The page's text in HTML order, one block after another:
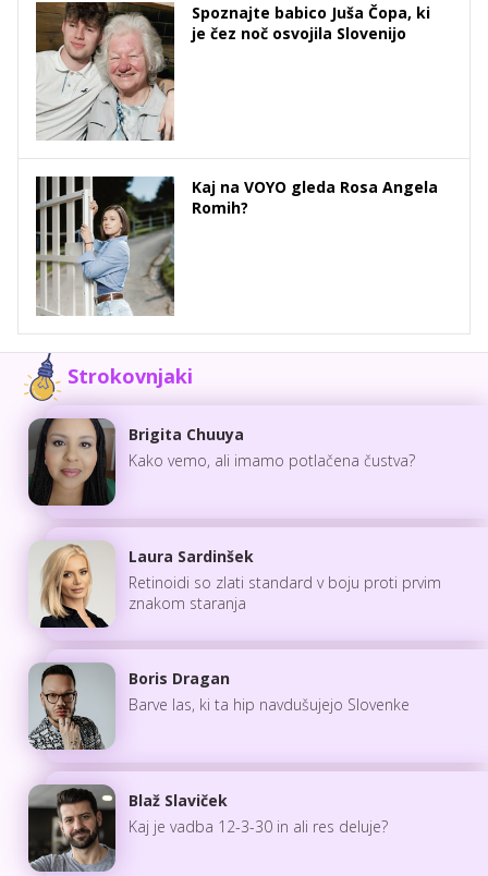
Spoznajte babico Juša Čopa, ki
je čez noč osvojila Slovenijo
Kaj na VOYO gleda Rosa Angela
Romih?
Strokovnjaki
Brigita Chuuya
Kako vemo, ali imamo potlačena čustva?
Laura Sardinšek
Retinoidi so zlati standard v boju proti prvim
znakom staranja
Boris Dragan
Barve las, ki ta hip navdušujejo Slovenke
Blaž Slaviček
Kaj je vadba 12-3-30 in ali res deluje?